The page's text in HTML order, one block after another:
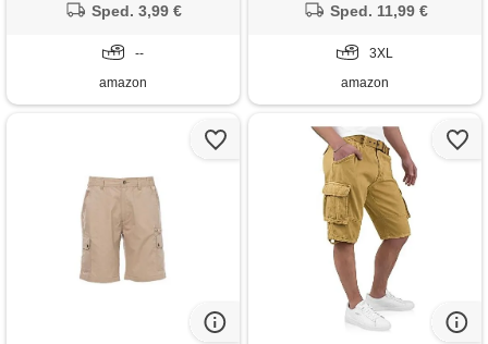
marrone kaki, 34w
Sped. 3,99 €
--
amazon
pantaloncini da lavoro multi-
eleganti shorts vintage gamba
dritta
Sped. 11,99 €
3XL
amazon